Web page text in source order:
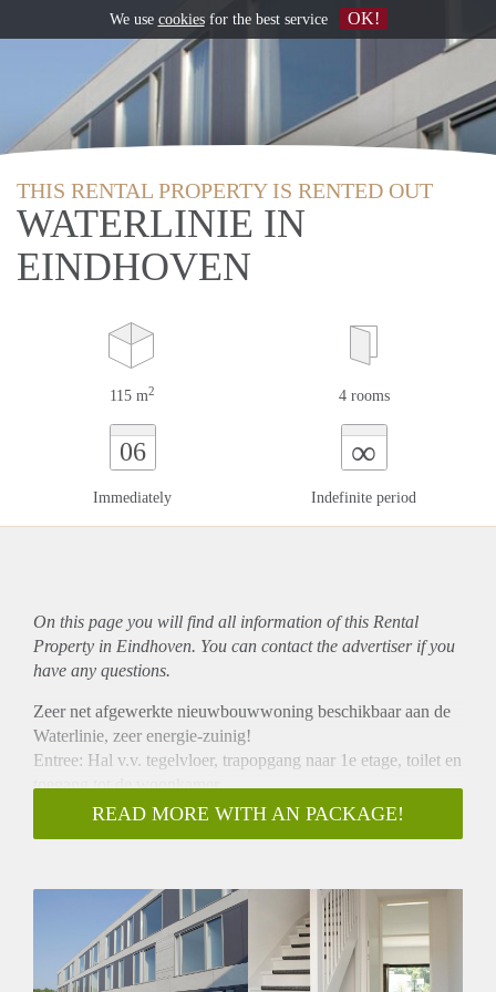
THIS RENTAL PROPERTY IS RENTED OUT
WATERLINIE IN
EINDHOVEN
115 m2 4 rooms
06
Immediately
∞
Indefinite period
On this page you will find all information of this Rental
Property in Eindhoven. You can contact the advertiser if you
have any questions.
Zeer net afgewerkte nieuwbouwwoning beschikbaar aan de
Waterlinie, zeer energie-zuinig!
Entree: Hal v.v. tegelvloer, trapopgang naar 1e etage, toilet en
toegang tot de woonkamer.
Woonkamer: v.v. tegelvloer, half open keuken en toegang
naar de ruime achtertuin. De keuken is v.v.
stenen schuur.
1e etage: biedt 2 ruime slaapkamers, nette badkamer met
ligbad/douche, toilet en wastafel en aparte ruimte met
aansluiting voor wasmachine
READ MORE WITH AN PACKAGE!
We use cookiesfor the best service OK!